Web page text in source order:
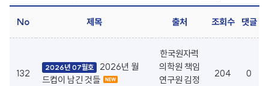
No 제목 출처 조회수 댓글
132
2026년 07월호
2026년 월
드컵이 남긴 것들
한국원자력
의학원 책임
연구원 김정
204 0